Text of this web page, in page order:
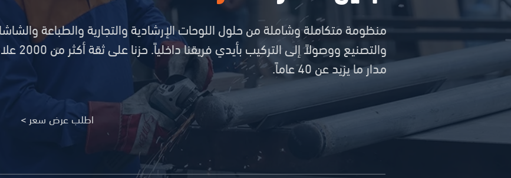
منظومة متكاملة وشاملة من حلول اللوحات الإرشادية والتجارية والطباعة
مدار ما يزيد عن 40 عاماً.
اطلب عرض سعر >